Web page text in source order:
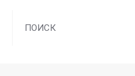
ПОИСК